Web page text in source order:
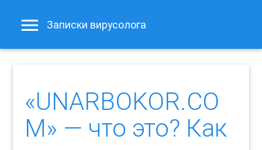
Записки вирусолога
«UNARBOKOR.CO
M» — что это? Как